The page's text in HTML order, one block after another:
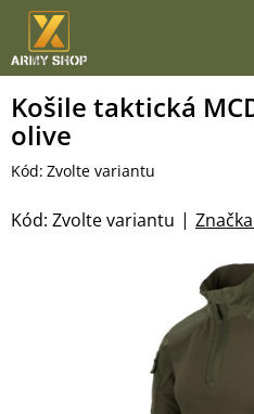
Přejít
obsah
Košile taktická
olive
Kód: Zvolte variantu
Kód: Zvolte variantu